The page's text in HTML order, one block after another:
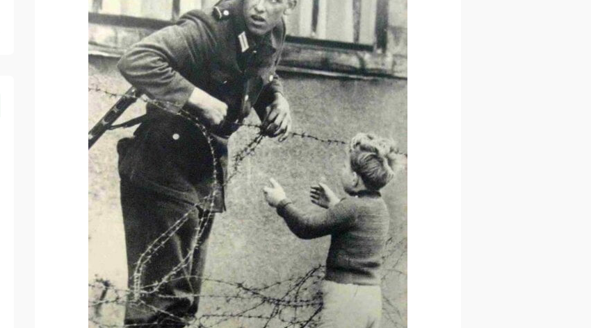
کارگاه آموزش عکاسی و آشنایی با
عکاسی مستند اجتماعی
20 تیر 1405
فراخوان برگزاری اولین اینفوتور
هنرمندان عکاسی